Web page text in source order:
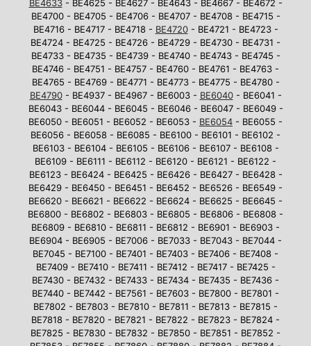
BE4633- BE4625 - BE4627 - BE4643 - BE4667 - BE4672 -
BE4700 - BE4705 - BE4706 - BE4707 - BE4708 - BE4715 -
BE4716 - BE4717 - BE4718 - BE4720- BE4721 - BE4723 -
BE4724 - BE4725 - BE4726 - BE4729 - BE4730 - BE4731 -
BE4733 - BE4735 - BE4739 - BE4740 - BE4743 - BE4745 -
BE4746 - BE4751 - BE4757 - BE4760 - BE4761 - BE4763 -
BE4765 - BE4769 - BE4771 - BE4773 - BE4775 - BE4780 -
BE4790- BE4937 - BE4967 - BE6003 - BE6040- BE6041 -
BE6043 - BE6044 - BE6045 - BE6046 - BE6047 - BE6049 -
BE6050 - BE6051 - BE6052 - BE6053 - BE6054 - BE6055 -
BE6056 - BE6058 - BE6085 - BE6100 - BE6101 - BE6102 -
BE6103 - BE6104 - BE6105 - BE6106 - BE6107 - BE6108 -
BE6109 - BE6111 - BE6112 - BE6120 - BE6121 - BE6122 -
BE6123 - BE6424 - BE6425 - BE6426 - BE6427 - BE6428 -
BE6429 - BE6450 - BE6451 - BE6452 - BE6526 - BE6549 -
BE6620 - BE6621 - BE6622 - BE6624 - BE6625 - BE6645 -
BE6800 - BE6802 - BE6803 - BE6805 - BE6806 - BE6808 -
BE6809 - BE6810 - BE6811 - BE6812 - BE6901 - BE6903 -
BE6904 - BE6905 - BE7006 - BE7033 - BE7043 - BE7044 -
BE7045 - BE7100 - BE7401 - BE7403 - BE7406 - BE7408 -
BE7409 - BE7410 - BE7411 - BE7412 - BE7417 - BE7425 -
BE7430 - BE7432 - BE7433 - BE7434 - BE7435 - BE7436 -
BE7440 - BE7442 - BE7561 - BE7603 - BE7800 - BE7801 -
BE7802 - BE7803 - BE7810 - BE7811 - BE7813 - BE7815 -
BE7818 - BE7820 - BE7821 - BE7822 - BE7823 - BE7824 -
BE7825 - BE7830 - BE7832 - BE7850 - BE7851 - BE7852 -